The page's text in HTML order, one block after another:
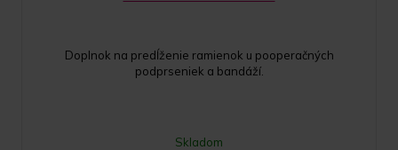
Doplnok na predĺženie ramienok u pooperačných
podprseniek a bandáží.
Skladom